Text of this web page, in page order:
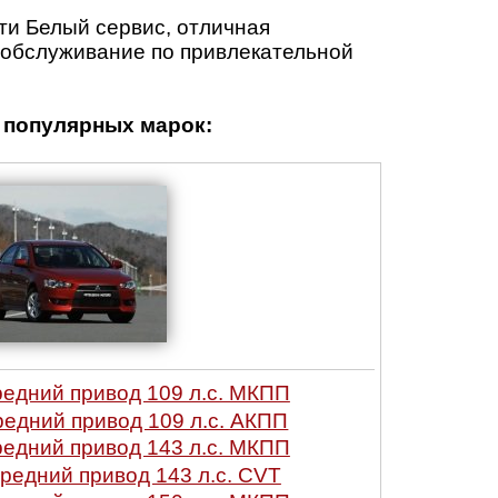
Белый сервис, отличная
по привлекательной
марок:
привод 109 л.с. МКПП
привод 109 л.с. АКПП
привод 143 л.с. МКПП
привод 143 л.с. CVT